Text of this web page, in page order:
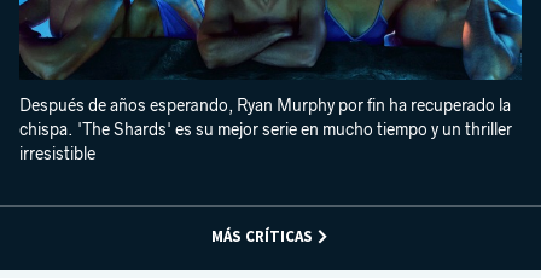
Después de años esperando, Ryan Murphy por fin ha recuperado la
chispa. 'The Shards' es su mejor serie en mucho tiempo y un thriller
irresistible
MÁS CRÍTICAS